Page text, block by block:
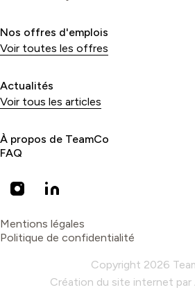
Nos offres d'emplois
Voir toutes les offres
Actualités
Voir tous les articles
À propos de TeamCo
FAQ
Mentions légales
Politique de confidentialité
Copyright 2026
Création du site internet par